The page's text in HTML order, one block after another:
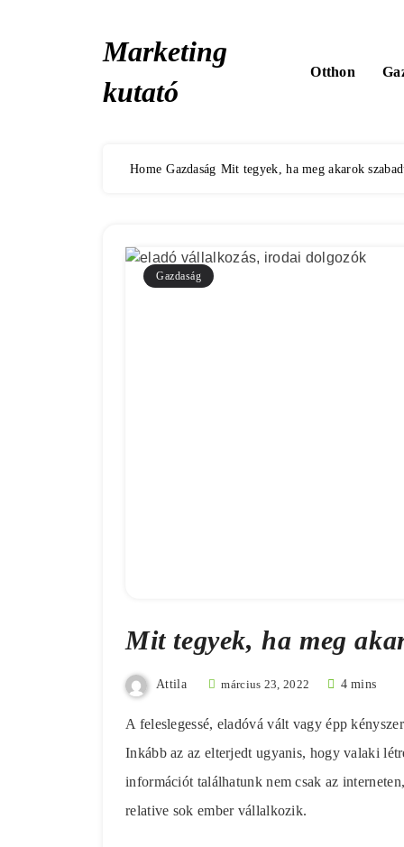
Marketing
kutató
Otthon
Home Gazdaság Mit tegyek, ha meg akarok
Gazdaság
Mit tegyek, ha meg
Attila március 23, 2022 4 mins
A feleslegessé, eladóvá vált vagy épp
Inkább az az elterjedt ugyanis, hogy valaki
információt találhatunk nem csak az
relative sok ember vállalkozik.